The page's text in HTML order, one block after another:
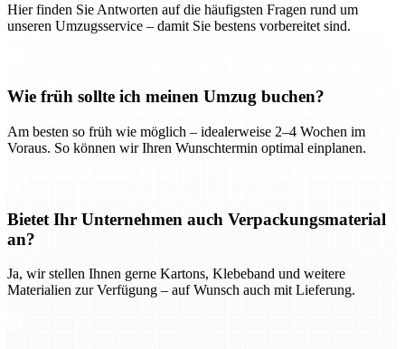
Hier finden Sie Antworten auf die häufigsten Fragen rund um
unseren Umzugsservice – damit Sie bestens vorbereitet sind.
Wie früh sollte ich meinen Umzug buchen?
Am besten so früh wie möglich – idealerweise 2–4 Wochen im
Voraus. So können wir Ihren Wunschtermin optimal einplanen.
Bietet Ihr Unternehmen auch Verpackungsmaterial
an?
Ja, wir stellen Ihnen gerne Kartons, Klebeband und weitere
Materialien zur Verfügung – auf Wunsch auch mit Lieferung.